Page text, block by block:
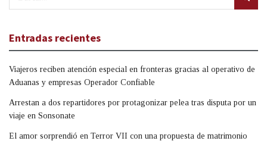
Entradas recientes
Viajeros reciben atención especial en fronteras gracias al operativo de
Aduanas y empresas Operador Confiable
Arrestan a dos repartidores por protagonizar pelea tras disputa por un
viaje en Sonsonate
El amor sorprendió en Terror VII con una propuesta de matrimonio